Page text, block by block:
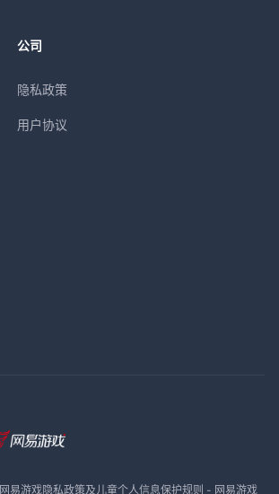
公司
隐私政策
用户协议
网易游戏隐私政策及儿童个人信息保护规则 - 网易游戏